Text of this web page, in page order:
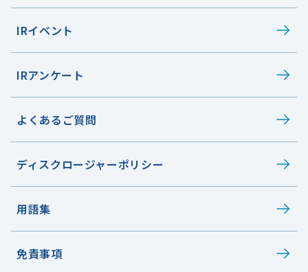
IRイベント
IRアンケート
よくあるご質問
ディスクロージャーポリシー
用語集
免責事項